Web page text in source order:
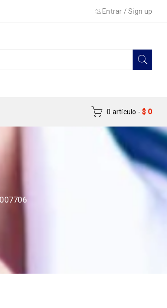
Entrar /Sign up
0 artículo - $ 0